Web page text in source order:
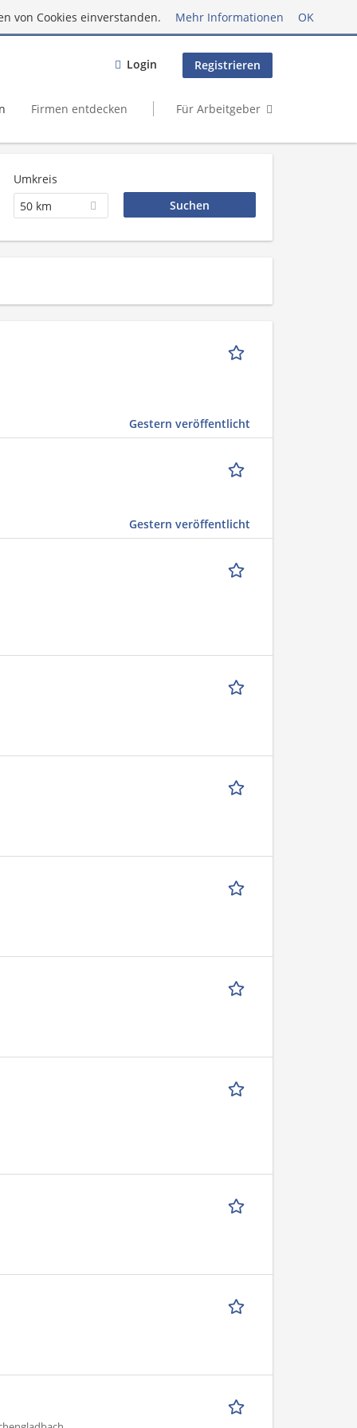
von Cookies einverstanden. Mehr Informationen OK
Login Registrieren
Firmen entdecken Für Arbeitgeber
Umkreis
50 km
Gestern veröffentlicht
Gestern veröffentlicht